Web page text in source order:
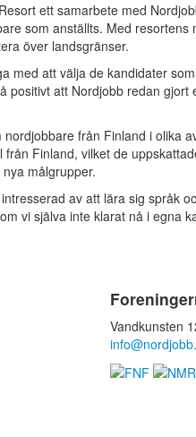
ett samarbete med
som anställts. Med resortens
över landsgränser.
med att välja de kandidater
positivt att Nordjobb redan gjort
från Finland i olika
Finland, vilket de
målgrupper.
av att lära sig språk
vi själva inte klarat nå i egna
Vandkunsten